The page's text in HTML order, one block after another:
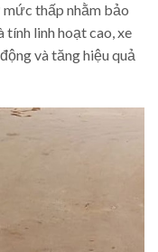
thấp nhằm bảo
tính linh hoạt cao, xe
và tăng hiệu quả